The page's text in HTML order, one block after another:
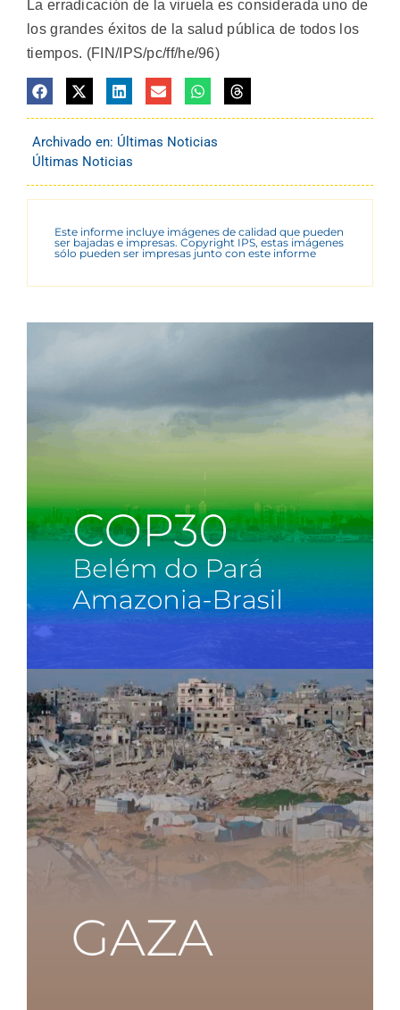
La erradicación de la viruela es considerada uno de
los grandes éxitos de la salud pública de todos los
tiempos. (FIN/IPS/pc/ff/he/96)
Archivado en: Últimas Noticias
Últimas Noticias
Este informe incluye imágenes de calidad que pueden
ser bajadas e impresas. Copyright IPS, estas imágenes
sólo pueden ser impresas junto con este informe